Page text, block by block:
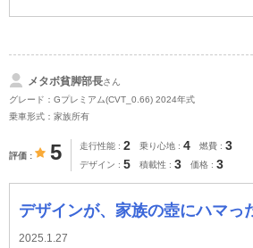
メタボ貧脚部長さん
グレード：Gプレミアム(CVT_0.66) 2024年式
乗車形式：家族所有
評価 5 走行性能 2 乗り心地 4 燃費 3
デザイン 5 積載性 3 価格 3
デザインが、家族の壺にハマっ
2025.1.27